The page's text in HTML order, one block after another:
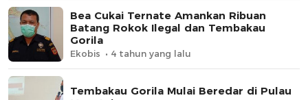
Bea Cukai Ternate Amankan Ribuan
Batang Rokok Ilegal dan Tembakau
Gorila
Ekobis 4 tahun yang lalu
Tembakau Gorila Mulai Beredar di Pulau